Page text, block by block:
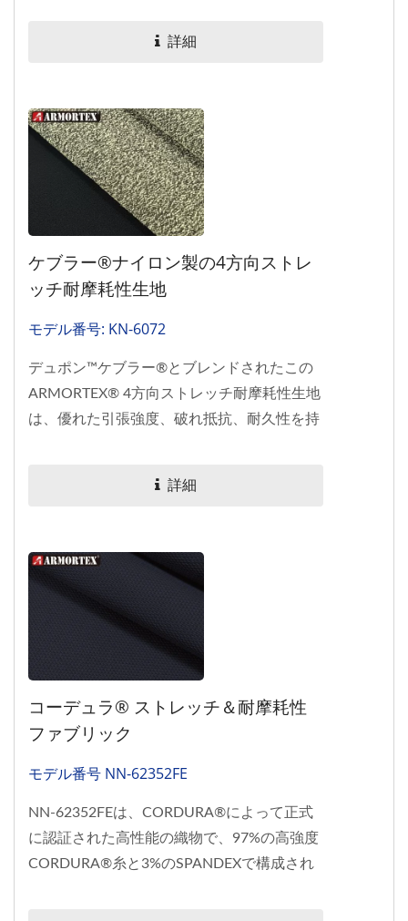
ィングで強化されています（ASTM...
詳細
ケブラー®ナイロン製の4方向ストレ
ッチ耐摩耗性生地
モデル番号: KN-6072
デュポン™ケブラー®とブレンドされたこの
ARMORTEX® 4方向ストレッチ耐摩耗性生地
は、優れた引張強度、破れ抵抗、耐久性を持
詳細
コーデュラ® ストレッチ＆耐摩耗性
ファブリック
モデル番号 NN-62352FE
NN-62352FEは、CORDURA®によって正式
に認証された高性能の織物で、97%の高強度
CORDURA®糸と3%のSPANDEXで構成され